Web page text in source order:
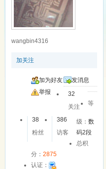
wangbin4316
加关注
加为好友
发消息
举报
32
关注
38
粉丝
386
访客
等
级：数
码2段
总积
分： 2875
认证：